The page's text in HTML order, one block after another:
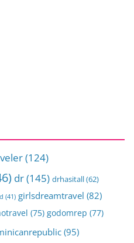
(124)
dr(145) drhasitall(62)
(41) girlsdreamtravel (82)
(75) godomrep (77)
(95)